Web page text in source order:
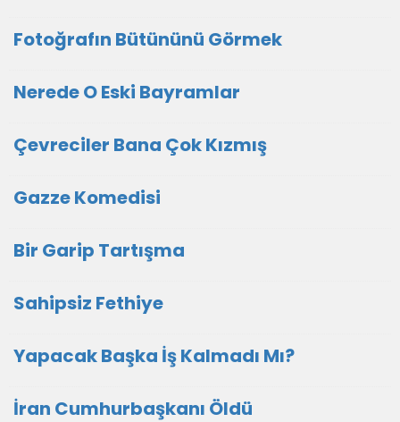
Fotoğrafın Bütününü Görmek
Nerede O Eski Bayramlar
Çevreciler Bana Çok Kızmış
Gazze Komedisi
Bir Garip Tartışma
Sahipsiz Fethiye
Yapacak Başka İş Kalmadı Mı?
İran Cumhurbaşkanı Öldü